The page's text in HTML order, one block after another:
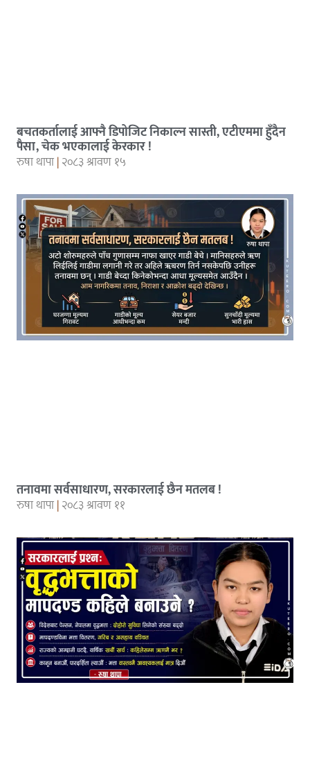
बचतकर्तालाई आफ्नै डिपोजिट निकाल्न सास्ती, एटीएममा हुँदैन
पैसा, चेक भएकालाई केरकार !
रुषा थापा २०८३ श्रावण १५
तनावमा सर्वसाधारण, सरकारलाई छैन मतलब !
रुषा थापा २०८३ श्रावण ११